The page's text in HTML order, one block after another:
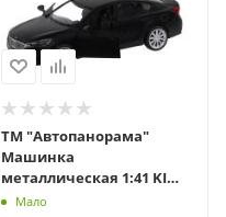
ТМ "Автопанорама"
Машинка
металлическая 1:41 KIA
K7, черный, откр. двери,
Мало